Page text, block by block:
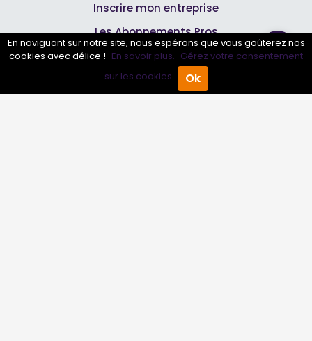
Annuaire Pro Agenda
Inscrire mon entreprise
Les Abonnements Pros
Infos
En naviguant sur notre site, nous espérons que vous goûterez nos
cookies avec délice ! En savoir plus. Gérez votre consentement
sur les cookies.
Ok